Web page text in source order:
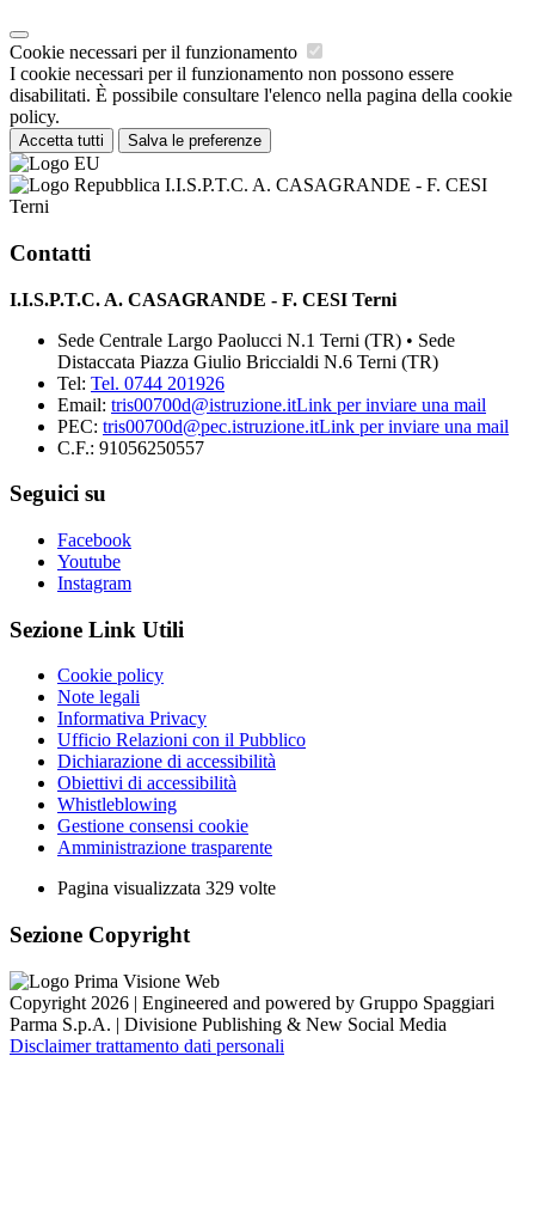
Cookie necessari per il funzionamento
I cookie necessari per il funzionamento non possono essere
disabilitati. È possibile consultare l'elenco nella pagina della cookie
policy.
Accetta tutti Salva le preferenze
I.I.S.P.T.C. A. CASAGRANDE - F. CESI
Terni
Contatti
I.I.S.P.T.C. A. CASAGRANDE - F. CESI Terni
Sede Centrale Largo Paolucci N.1 Terni (TR) • Sede
Distaccata Piazza Giulio Briccialdi N.6 Terni (TR)
Tel: Tel. 0744 201926
Email: tris00700d@istruzione.itLink per inviare una mail
PEC: tris00700d@pec.istruzione.itLink per inviare una mail
C.F.: 91056250557
Seguici su
Facebook
Youtube
Instagram
Sezione Link Utili
Cookie policy
Note legali
Informativa Privacy
Ufficio Relazioni con il Pubblico
Dichiarazione di accessibilità
Obiettivi di accessibilità
Whistleblowing
Gestione consensi cookie
Amministrazione trasparente
Pagina visualizzata 329 volte
Sezione Copyright
Copyright 2026 | Engineered and powered by Gruppo Spaggiari
Parma S.p.A. | Divisione Publishing & New Social Media
Disclaimer trattamento dati personali